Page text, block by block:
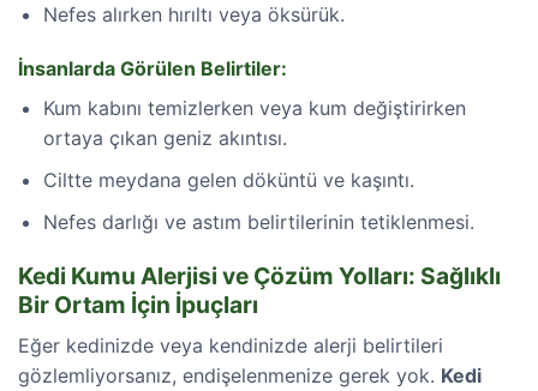
Nefes alırken hırıltı veya öksürük.
İnsanlarda Görülen Belirtiler:
Kum kabını temizlerken veya kum değiştirirken
ortaya çıkan geniz akıntısı.
Ciltte meydana gelen döküntü ve kaşıntı.
Nefes darlığı ve astım belirtilerinin tetiklenmesi.
Kedi Kumu Alerjisi ve Çözüm Yolları: Sağlıklı
Bir Ortam İçin İpuçları
Eğer kedinizde veya kendinizde alerji belirtileri
gözlemliyorsanız, endişelenmenize gerek yok. Kedi